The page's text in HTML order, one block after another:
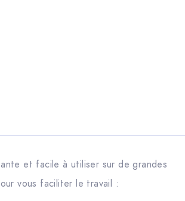
et facile à utiliser sur de grandes
vous faciliter le travail :